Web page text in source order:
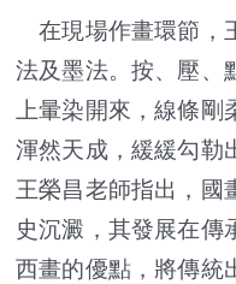
在現場作畫環節，
法及墨法。按、壓、
上暈染開來，線條
渾然天成，緩緩勾勒
王榮昌老師指出，國
史沉澱，其發展在傳
西畫的優點，將傳統